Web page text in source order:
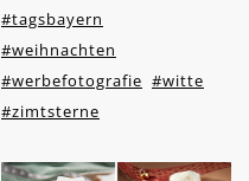
#tagsbayern
#weihnachten
#werbefotografie #witte
#zimtsterne